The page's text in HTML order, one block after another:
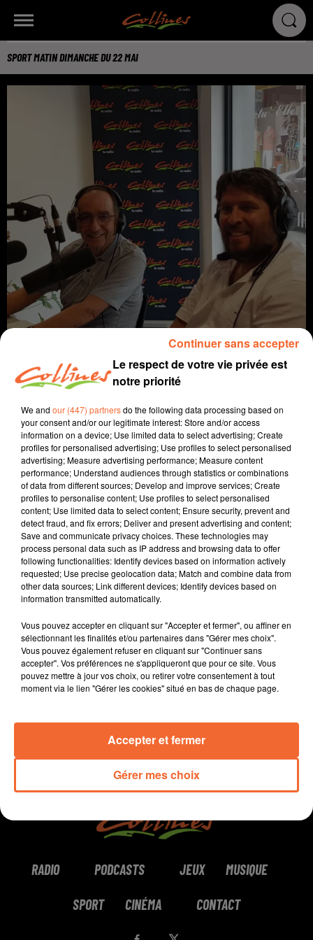
SPORT MATIN DIMANCHE DU 22 MAI
Infos
22 mai 2022 - 44 min 32 sec
SPORT MATIN DIMANCHE DU 22 MAI
Jean Grellier - Patrice Bémanangy
L'info près de chez vous.
Au programme : football avec l'entraineur du FCB en fil
rouge ( photo ) handball - rugby - cyclisme - course à
pied
0:00 44 min 32 sec
RADIO PODCASTS JEUX MUSIQUE
SPORT CINÉMA CONTACT
Le respect de votre vie privée est
notre priorité
We and our (447) partnersdo the following data processing based on
your consent and/or our legitimate interest: Store and/or access
information on a device; Use limited data to select advertising; Create
profiles for personalised advertising; Use profiles to select personalised
advertising; Measure advertising performance; Measure content
performance; Understand audiences through statistics or combinations
of data from different sources; Develop and improve services; Create
profiles to personalise content; Use profiles to select personalised
content; Use limited data to select content; Ensure security, prevent and
detect fraud, and fix errors; Deliver and present advertising and content;
Save and communicate privacy choices. These technologies may
process personal data such as IP address and browsing data to offer
following functionalities: Identify devices based on information actively
requested; Use precise geolocation data; Match and combine data from
other data sources; Link different devices; Identify devices based on
information transmitted automatically.
Vous pouvez accepter en cliquant sur "Accepter et fermer", ou affiner en
sélectionnant les finalités et/ou partenaires dans "Gérer mes choix".
Vous pouvez également refuser en cliquant sur "Continuer sans
accepter". Vos préférences ne s'appliqueront que pour ce site. Vous
pouvez mettre à jour vos choix, ou retirer votre consentement à tout
moment via le lien "Gérer les cookies" situé en bas de chaque page.
Gérer mes choix
Accepter et fermer
Continuer sans accepter